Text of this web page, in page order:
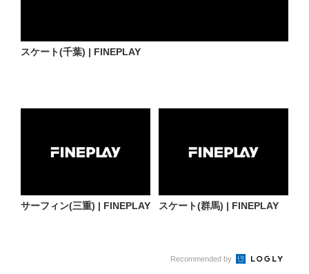
スケート(千葉) | FINEPLAY
サーフィン(三重) | FINEPLAY スケート(群馬) | FINEPLAY
Recommended by